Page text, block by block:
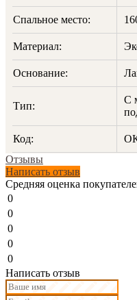
Спальное место:
Материал:
Основание:
Тип:
С
Код:
Отзывы
Написать отзыв
Средняя оценка
0
0
0
0
0
Написать отзыв